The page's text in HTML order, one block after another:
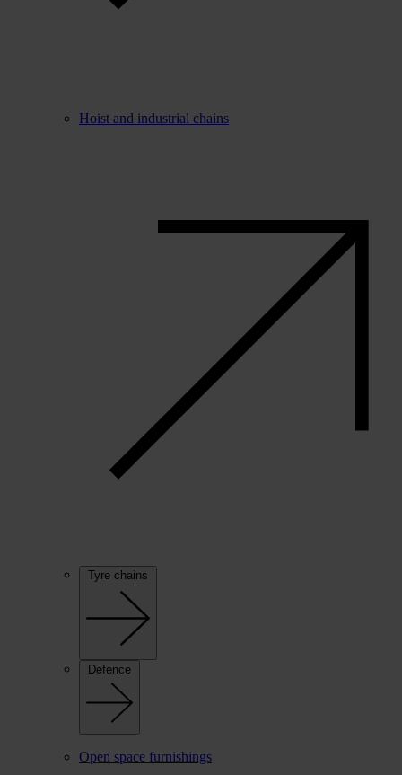
Hoist and industrial chains
Tyre chains
Defence
Open space furnishings